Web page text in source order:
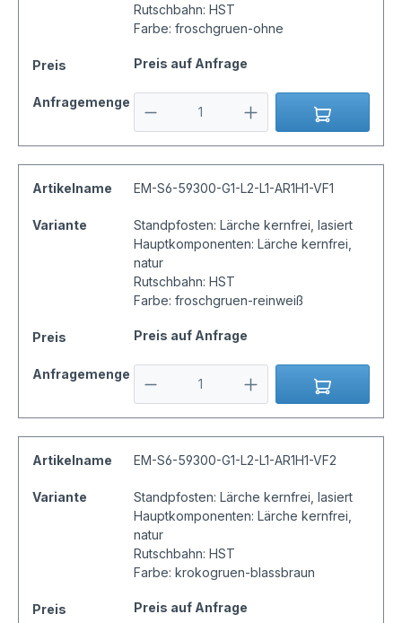
Rutschbahn: HST
Farbe: froschgruen-ohne
Preis Preis auf Anfrage
Anfragemenge
Artikelname EM-S6-59300-G1-L2-L1-AR1H1-VF1
Variante
Standpfosten: Lärche kernfrei, lasiert
Hauptkomponenten: Lärche kernfrei,
natur
Rutschbahn: HST
Farbe: froschgruen-reinweiß
Preis Preis auf Anfrage
Anfragemenge
Artikelname EM-S6-59300-G1-L2-L1-AR1H1-VF2
Variante
Standpfosten: Lärche kernfrei, lasiert
Hauptkomponenten: Lärche kernfrei,
natur
Rutschbahn: HST
Farbe: krokogruen-blassbraun
Preis Preis auf Anfrage